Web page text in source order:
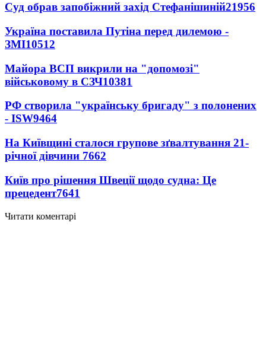
Суд обрав запобіжний захід Стефанішиній21956
Україна поставила Путіна перед дилемою -
ЗМІ10512
Майора ВСП викрили на "допомозі"
військовому в СЗЧ10381
РФ створила "українську бригаду" з полонених
- ISW9464
На Київщині сталося групове зґвалтування 21-
річної дівчини 7662
Київ про рішення Швеції щодо судна: Це
прецедент7641
Читати коментарі